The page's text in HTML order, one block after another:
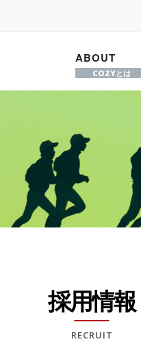
ABOUT
COZYとは
採用情報
RECRUIT